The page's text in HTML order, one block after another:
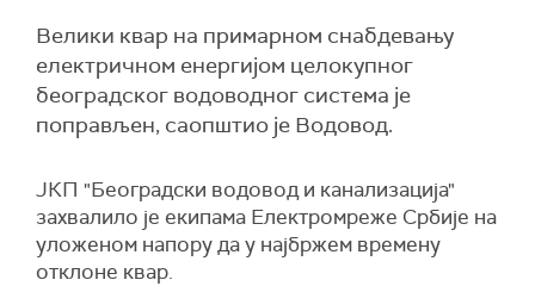
Велики квар на примарном снабдевању
електричном енергијом целокупног
београдског водоводног система је
поправљен, саопштио је Водовод.
ЈКП "Београдски водовод и канализација"
захвалило је екипама Електромреже Србије на
уложеном напору да у најбржем времену
отклоне квар.